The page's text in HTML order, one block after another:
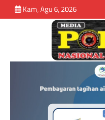
Kam, Agu 6, 2026